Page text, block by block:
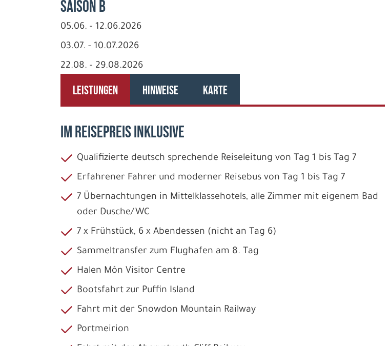
Saison B
05.06. - 12.06.2026
03.07. - 10.07.2026
22.08. - 29.08.2026
LEISTUNGEN HINWEISE KARTE
IM REISEPREIS INKLUSIVE
Qualifizierte deutsch sprechende Reiseleitung von Tag 1 bis Tag 7
Erfahrener Fahrer und moderner Reisebus von Tag 1 bis Tag 7
7 Übernachtungen in Mittelklassehotels, alle Zimmer mit eigenem Bad
oder Dusche/WC
7 x Frühstück, 6 x Abendessen (nicht an Tag 6)
Sammeltransfer zum Flughafen am 8. Tag
Halen Môn Visitor Centre
Bootsfahrt zur Puffin Island
Fahrt mit der Snowdon Mountain Railway
Portmeirion